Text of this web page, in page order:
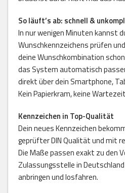
So läuft’s ab: schnell &
In nur wenigen Minuten kannst
Wunschkennzeichens prüfen
deine Wunschkombination
das System automatisch
direkt über dein Smartphone,
Kein Papierkram, keine
Kennzeichen in Top-Qualität
Dein neues Kennzeichen
geprüfter DIN Qualität und mit
Die Maße passen exakt zu den
Zulassungsstelle in
anbringen und losfahren.